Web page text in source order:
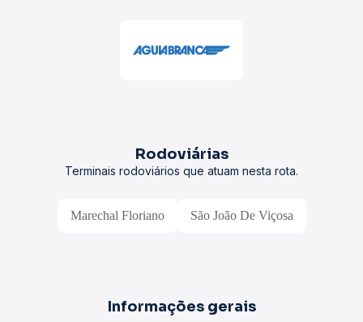
Rodoviárias
Terminais rodoviários que atuam nesta rota.
Marechal Floriano São João De Viçosa
Informações gerais